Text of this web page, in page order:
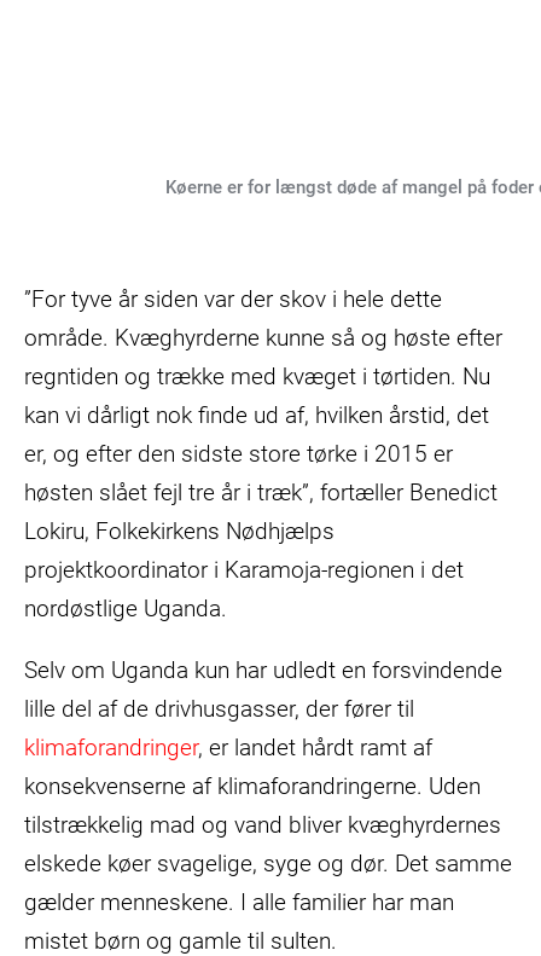
Køerne er for længst døde af mangel på foder
”For tyve år siden var der skov i hele dette
område. Kvæghyrderne kunne så og høste efter
regntiden og trække med kvæget i tørtiden. Nu
kan vi dårligt nok finde ud af, hvilken årstid, det
er, og efter den sidste store tørke i 2015 er
høsten slået fejl tre år i træk”, fortæller Benedict
Lokiru, Folkekirkens Nødhjælps
projektkoordinator i Karamoja-regionen i det
nordøstlige Uganda.
Selv om Uganda kun har udledt en forsvindende
lille del af de drivhusgasser, der fører til
klimaforandringer, er landet hårdt ramt af
konsekvenserne af klimaforandringerne. Uden
tilstrækkelig mad og vand bliver kvæghyrdernes
elskede køer svagelige, syge og dør. Det samme
gælder menneskene. I alle familier har man
mistet børn og gamle til sulten.